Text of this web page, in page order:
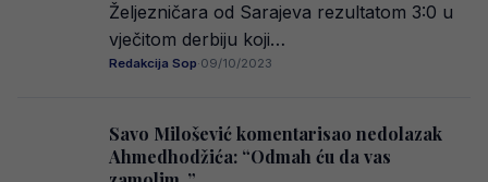
Željezničara od Sarajeva rezultatom 3:0 u
vječitom derbiju koji…
Redakcija Sop·09/10/2023
Savo Milošević komentarisao nedolazak
Ahmedhodžića: “Odmah ću da vas